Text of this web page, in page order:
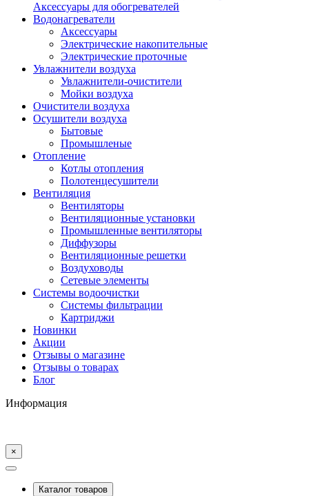
Аксессуары для обогревателей
Водонагреватели
Аксессуары
Электрические накопительные
Электрические проточные
Увлажнители воздуха
Увлажнители-очистители
Мойки воздуха
Очистители воздуха
Осушители воздуха
Бытовые
Промышленые
Отопление
Котлы отопления
Полотенцесушители
Вентиляция
Вентиляторы
Вентиляционные установки
Промышленные вентиляторы
Диффузоры
Вентиляционные решетки
Воздуховоды
Сетевые элементы
Системы водоочистки
Системы фильтрации
Картриджи
Новинки
Акции
Отзывы о магазине
Отзывы о товарах
Блог
Информация
×
Каталог товаров